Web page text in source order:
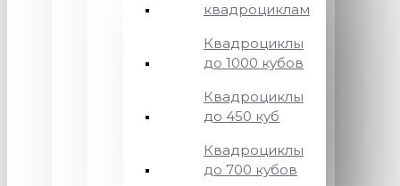
квадроциклам
Квадроциклы
до 1000 кубов
Квадроциклы
до 450 куб
Квадроциклы
до 700 кубов